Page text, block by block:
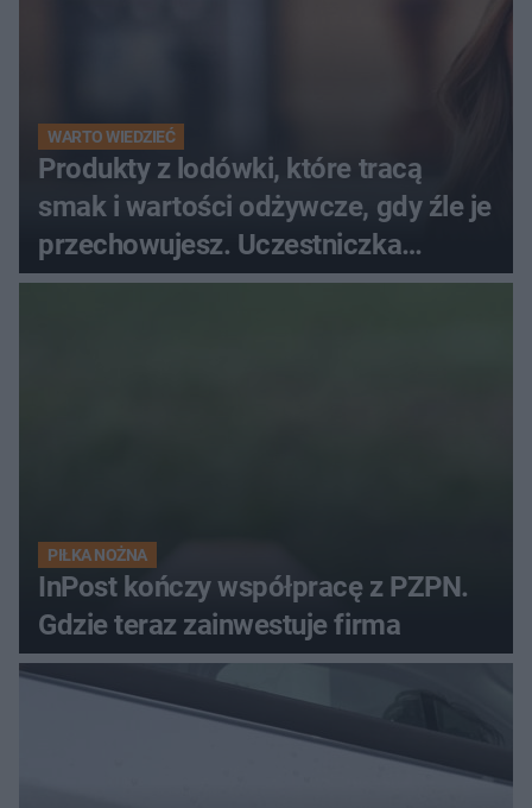
WARTO WIEDZIEĆ
Produkty z lodówki, które tracą
smak i wartości odżywcze, gdy źle je
przechowujesz. Uczestniczka
"MasterChefa"
PIŁKA NOŻNA
InPost kończy współpracę z PZPN.
Gdzie teraz zainwestuje firma